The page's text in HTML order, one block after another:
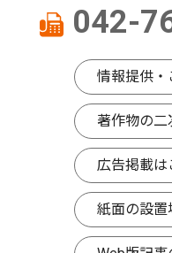
042-
情報提供・
著作物の二
広告掲載は
紙面の設置